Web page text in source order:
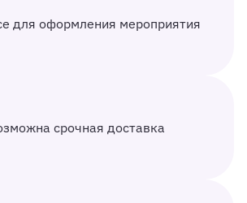
для оформления мероприятия
срочная доставка